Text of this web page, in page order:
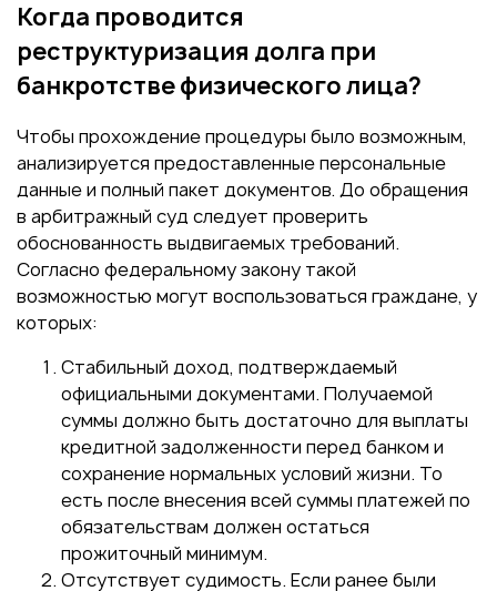
Когда проводится
реструктуризация долга при
банкротстве физического лица?
Чтобы прохождение процедуры было возможным,
анализируется предоставленные персональные
данные и полный пакет документов. До обращения
в арбитражный суд следует проверить
обоснованность выдвигаемых требований.
Согласно федеральному закону такой
возможностью могут воспользоваться граждане, у
которых:
Стабильный доход, подтверждаемый
официальными документами. Получаемой
суммы должно быть достаточно для выплаты
кредитной задолженности перед банком и
сохранение нормальных условий жизни. То
есть после внесения всей суммы платежей по
обязательствам должен остаться
прожиточный минимум.
Отсутствует судимость. Если ранее были